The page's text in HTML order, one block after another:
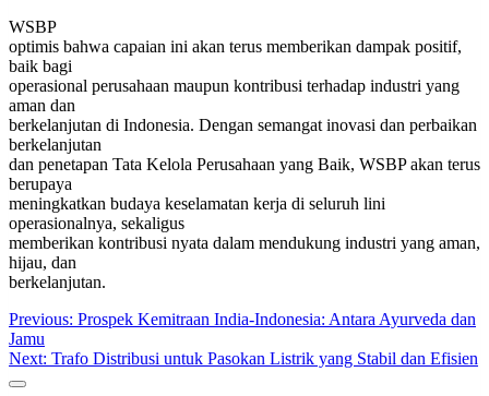
WSBP
optimis bahwa capaian ini akan terus memberikan dampak positif,
baik bagi
operasional perusahaan maupun kontribusi terhadap industri yang
aman dan
berkelanjutan di Indonesia. Dengan semangat inovasi dan perbaikan
berkelanjutan
dan penetapan Tata Kelola Perusahaan yang Baik, WSBP akan terus
berupaya
meningkatkan budaya keselamatan kerja di seluruh lini
operasionalnya, sekaligus
memberikan kontribusi nyata dalam mendukung industri yang aman,
hijau, dan
berkelanjutan.
Post
navigation
Previous: Prospek Kemitraan India-Indonesia: Antara Ayurveda dan
Jamu
Next: Trafo Distribusi untuk Pasokan Listrik yang Stabil dan Efisien